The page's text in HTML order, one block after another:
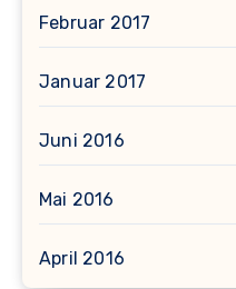
Februar 2017
Januar 2017
Juni 2016
Mai 2016
April 2016